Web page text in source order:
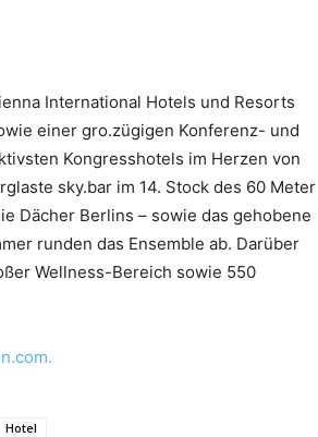
International Hotels und Resorts
einer gro.zügigen Konferenz- und
Kongresshotels im Herzen von
sky.bar im 14. Stock des 60 Meter
Dächer Berlins – sowie das gehobene
runden das Ensemble ab. Darüber
Wellness-Bereich sowie 550
Hotel